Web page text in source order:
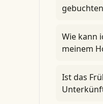
Wie kann
meinem
Ist das